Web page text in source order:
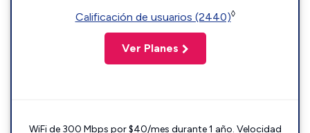
Calificación de usuarios (2440)◊
Ver Planes
WiFi de 300 Mbps por $40/mes durante 1 año. Velocidad